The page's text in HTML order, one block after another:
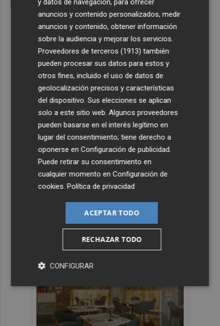
y datos de navegación, para ofrecer
anuncios y contenido personalizados, medir
anuncios y contenido, obtener información
sobre la audiencia y mejorar los servicios.
Proveedores de terceros (1913) también
pueden procesar sus datos para estos y
otros fines, incluido el uso de datos de
geolocalización precisos y características
del dispositivo. Sus elecciones se aplican
solo a este sitio web. Algunos proveedores
pueden basarse en el interés legítimo en
lugar del consentimiento; tiene derecho a
oponerse enConfiguración de publicidad.
Puede retirar su consentimiento en
cualquier momento enConfiguración de
cookies.Política de privacidad
ACEPTAR TODO
RECHAZAR TODO
CONFIGURAR